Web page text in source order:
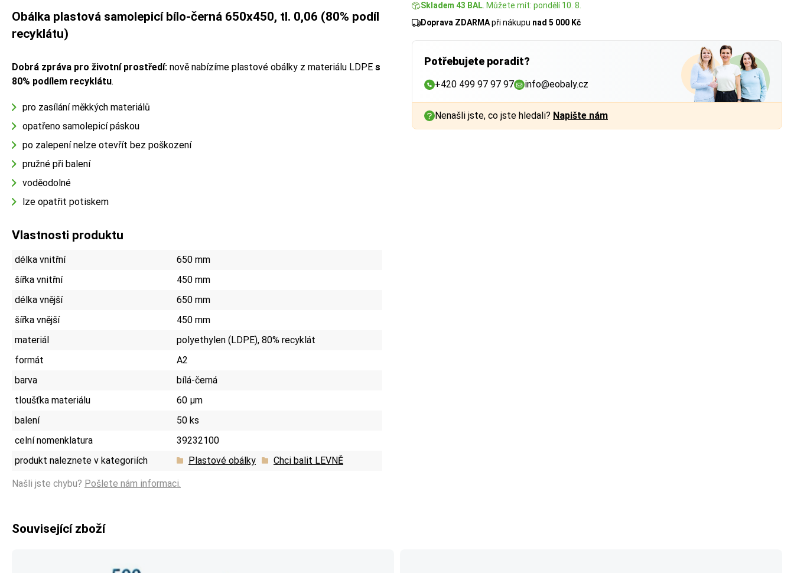
Skladem 43 BAL . Můžete mít: pondělí 10. 8.
Doprava ZDARMApři nákupu nad 5 000 Kč
Potřebujete poradit?
+420 499 97 97 97 info@eobaly.cz
Nenašli jste, co jste hledali? Napište nám
Obálka plastová samolepicí bílo-černá 650x450, tl. 0,06 (80% podíl
recyklátu)
Dobrá zpráva pro životní prostředí: nově nabízíme plastové obálky z materiálu LDPE s
80% podílem recyklátu.
pro zasílání měkkých materiálů
opatřeno samolepicí páskou
po zalepení nelze otevřít bez poškození
pružné při balení
voděodolné
lze opatřit potiskem
Vlastnosti produktu
délka vnitřní
650 mm
šířka vnitřní
450 mm
délka vnější
650 mm
šířka vnější
450 mm
materiál
polyethylen (LDPE), 80% recyklát
formát
A2
barva
bílá-černá
tloušťka materiálu
60 µm
balení
50 ks
celní nomenklatura
39232100
produkt naleznete v kategoriích
Plastové obálky Chci balit LEVNĚ
Našli jste chybu? Pošlete nám informaci.
Související zboží